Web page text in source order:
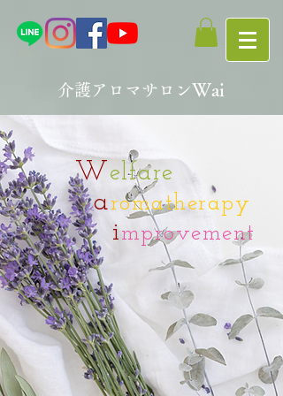
介護アロマサロンWai
W elfare
aromatherapy
improvement